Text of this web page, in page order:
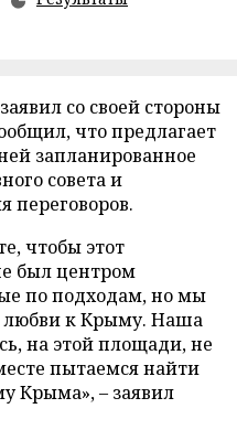
со своей стороны
что предлагает
запланированное
совета и
переговоров.
чтобы этот
был центром
по подходам, но мы
любви к Крыму. Наша
на этой площади, не
пытаемся найти
Крыма», – заявил